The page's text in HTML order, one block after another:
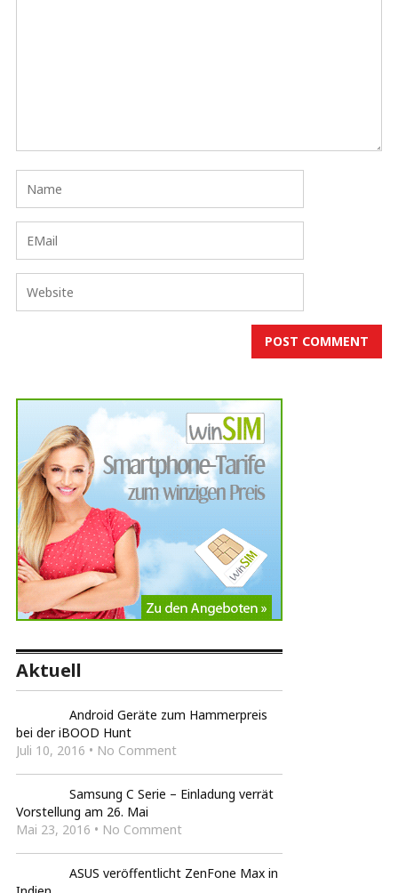
Aktuell
Android Geräte zum Hammerpreis
bei der iBOOD Hunt
Juli 10, 2016 • No Comment
Samsung C Serie – Einladung verrät
Vorstellung am 26. Mai
Mai 23, 2016 • No Comment
ASUS veröffentlicht ZenFone Max in